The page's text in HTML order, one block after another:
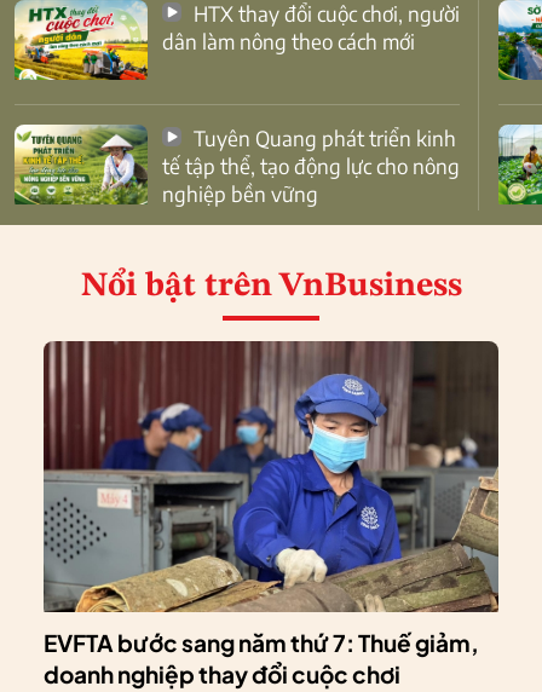
dân làm nông theo cách mới
tế tập thể, tạo động lực cho nông
nghiệp bền vững
Nổi bật trên VnBusiness
EVFTA bước sang năm thứ 7: Thuế giảm,
doanh nghiệp thay đổi cuộc chơi